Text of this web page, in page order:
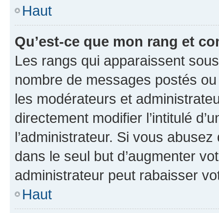
Haut
Qu’est-ce que mon rang et
Les rangs qui apparaissent
nombre de messages postés
les modérateurs et
directement modifier l’intitulé
l’administrateur. Si vous
dans le seul but d’augmenter
administrateur peut rabaisser
Haut